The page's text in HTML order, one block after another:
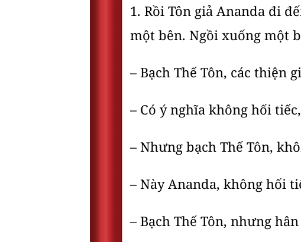
1. Rồi Tôn giả Ananda đi
một bên. Ngồi xuống một
– Bạch Thế Tôn, các thiện
– Có ý nghĩa không hối
– Nhưng bạch Thế Tôn,
– Này Ananda, không hối
– Bạch Thế Tôn, nhưng